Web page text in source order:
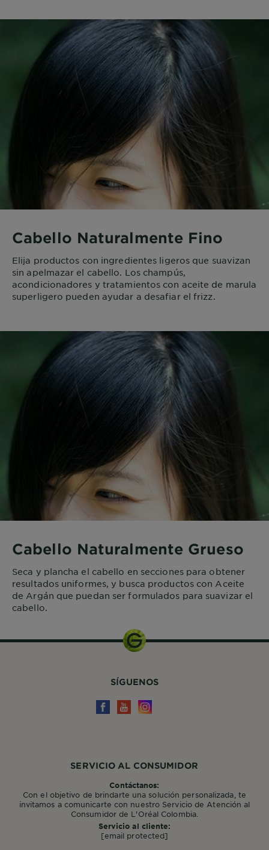
Cabello Naturalmente Fino
Elija productos con ingredientes ligeros que suavizan
sin apelmazar el cabello. Los champús,
acondicionadores y tratamientos con aceite de marula
superligero pueden ayudar a desafiar el frizz.
Cabello Naturalmente Grueso
Seca y plancha el cabello en secciones para obtener
resultados uniformes, y busca productos con Aceite
de Argán que puedan ser formulados para suavizar el
cabello.
SERVICIO AL CONSUMIDOR
Contáctanos:
Con el objetivo de brindarte una solución personalizada, te
invitamos a comunicarte con nuestro Servicio de Atención al
Consumidor de L'Oréal Colombia.
Servicio al cliente:
[email protected]
SÍGUENOS